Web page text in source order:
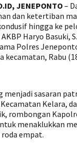
JENEPONTO–
dan ketertiban
hingga ke
Haryo Basuki,
Polres
kecamatan, Rabu
menjadi sasaran
Kelara,
rombongan
menaklukkan
empat.